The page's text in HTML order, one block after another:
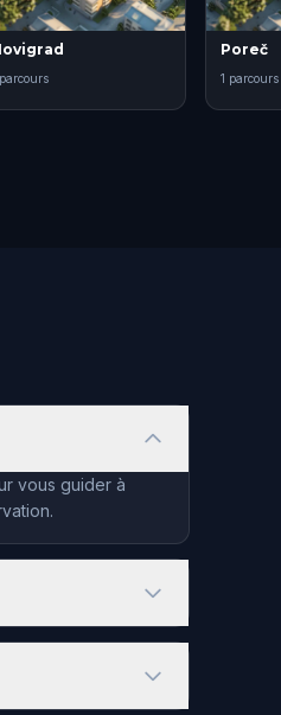
Poreč
1 parcours
vous guider à